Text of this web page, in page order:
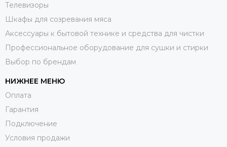
Телевизоры
Шкафы для созревания мяса
Аксессуары к бытовой технике и средства для чистки
Профессиональное оборудование для сушки и стирки
Выбор по брендам
НИЖНЕЕ МЕНЮ
Оплата
Гарантия
Подключение
Условия продажи